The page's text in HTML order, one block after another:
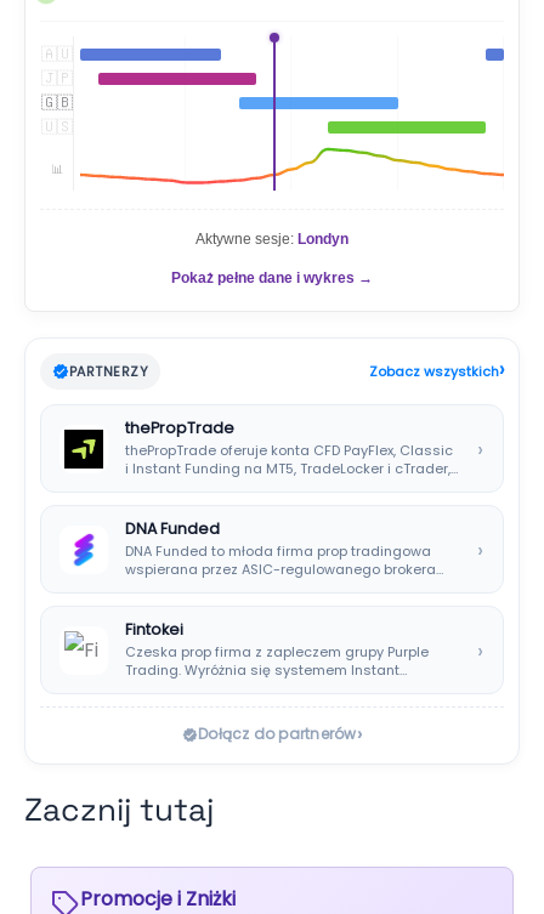
🇦🇺
🇯🇵
🇬🇧
🇺🇸
📊
Aktywne sesje: Londyn
Pokaż pełne dane i wykres →
PARTNERZY Zobacz wszystkich›
thePropTrade
thePropTrade oferuje konta CFD PayFlex, Classic
i Instant Funding na MT5, TradeLocker i cTrader,…
›
DNA Funded
DNA Funded to młoda firma prop tradingowa
wspierana przez ASIC-regulowanego brokera
›
Fintokei
Czeska prop firma z zapleczem grupy Purple
Trading. Wyróżnia się systemem Instant
›
Dołącz do partnerów›
Zacznij tutaj
Promocje i Zniżki